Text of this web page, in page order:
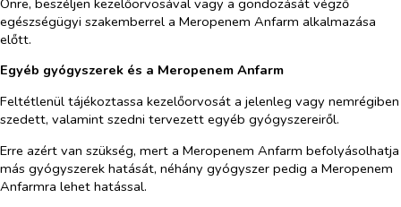
egészségügyi szakemberrel a Meropenem Anfarm alkalmazása
előtt.
Egyéb gyógyszerek és a Meropenem Anfarm
Feltétlenül tájékoztassa kezelőorvosát a jelenleg vagy nemrégiben
szedett, valamint szedni tervezett egyéb gyógyszereiről.
Erre azért van szükség, mert a Meropenem Anfarm befolyásolhatja
más gyógyszerek hatását, néhány gyógyszer pedig a Meropenem
Anfarmra lehet hatással.